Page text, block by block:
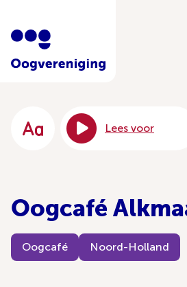
Lees voor
Oogcafé
Oogcafé Noord-Holland